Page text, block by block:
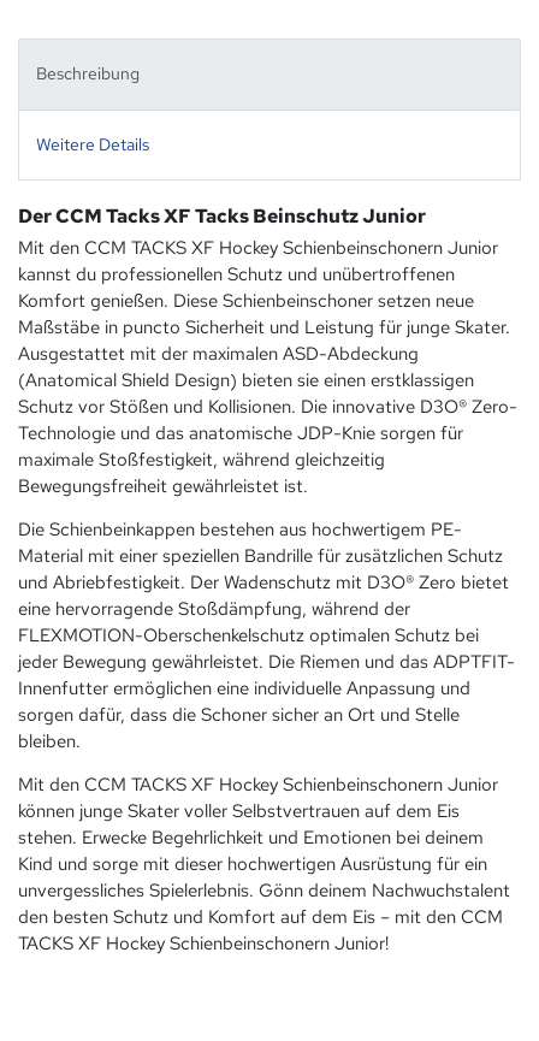
Beschreibung
Weitere Details
Der CCM Tacks XF Tacks Beinschutz Junior
Mit den CCM TACKS XF Hockey Schienbeinschonern Junior
kannst du professionellen Schutz und unübertroffenen
Komfort genießen. Diese Schienbeinschoner setzen neue
Maßstäbe in puncto Sicherheit und Leistung für junge Skater.
Ausgestattet mit der maximalen ASD-Abdeckung
(Anatomical Shield Design) bieten sie einen erstklassigen
Schutz vor Stößen und Kollisionen. Die innovative D3O® Zero-
Technologie und das anatomische JDP-Knie sorgen für
maximale Stoßfestigkeit, während gleichzeitig
Bewegungsfreiheit gewährleistet ist.
Die Schienbeinkappen bestehen aus hochwertigem PE-
Material mit einer speziellen Bandrille für zusätzlichen Schutz
und Abriebfestigkeit. Der Wadenschutz mit D3O® Zero bietet
eine hervorragende Stoßdämpfung, während der
FLEXMOTION-Oberschenkelschutz optimalen Schutz bei
jeder Bewegung gewährleistet. Die Riemen und das ADPTFIT-
Innenfutter ermöglichen eine individuelle Anpassung und
sorgen dafür, dass die Schoner sicher an Ort und Stelle
bleiben.
Mit den CCM TACKS XF Hockey Schienbeinschonern Junior
können junge Skater voller Selbstvertrauen auf dem Eis
stehen. Erwecke Begehrlichkeit und Emotionen bei deinem
Kind und sorge mit dieser hochwertigen Ausrüstung für ein
unvergessliches Spielerlebnis. Gönn deinem Nachwuchstalent
den besten Schutz und Komfort auf dem Eis – mit den CCM
TACKS XF Hockey Schienbeinschonern Junior!